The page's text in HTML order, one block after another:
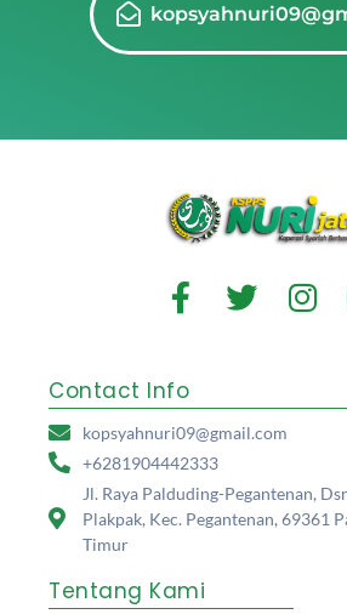
Contact Info
kopsyahnuri09@gmail.com
+6281904442333
Jl. Raya Palduding-Pegantenan,
Plakpak, Kec. Pegantenan, 69361
Timur
Tentang Kami